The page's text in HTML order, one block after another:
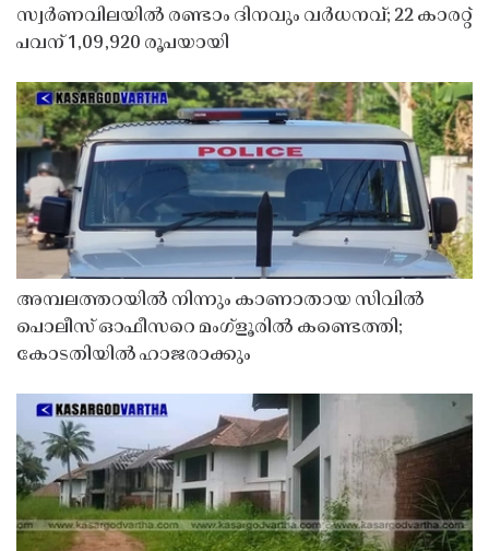
സ്വർണവിലയിൽ രണ്ടാം ദിനവും വർധനവ്; 22 കാരറ്റ്
പവന് 1,09,920 രൂപയായി
അമ്പലത്തറയിൽ നിന്നും കാണാതായ സിവിൽ
പൊലീസ് ഓഫീസറെ മംഗ്ളൂരിൽ കണ്ടെത്തി;
കോടതിയിൽ ഹാജരാക്കും